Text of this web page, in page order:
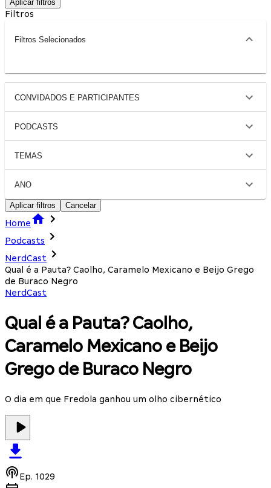
Aplicar filtros
Filtros
Filtros Selecionados
CONVIDADOS E PARTICIPANTES
PODCASTS
TEMAS
ANO
Aplicar filtros Cancelar
Home
Podcasts
NerdCast
Qual é a Pauta? Caolho, Caramelo Mexicano e Beijo Grego
de Buraco Negro
NerdCast
Qual é a Pauta? Caolho,
Caramelo Mexicano e Beijo
Grego de Buraco Negro
O dia em que Fredola ganhou um olho cibernético
Ep. 1029